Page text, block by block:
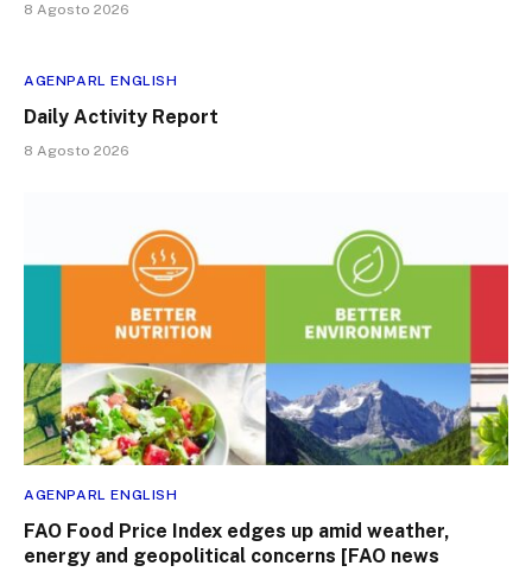
8 Agosto 2026
AGENPARL ENGLISH
Daily Activity Report
8 Agosto 2026
AGENPARL ENGLISH
FAO Food Price Index edges up amid weather,
energy and geopolitical concerns [FAO news